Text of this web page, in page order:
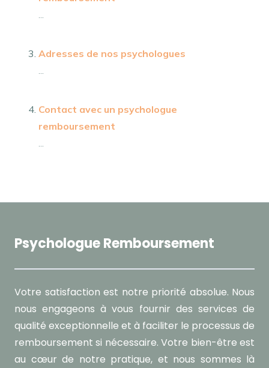
Adresses de nos psychologues
Contact avec un psychologue
remboursement
Psychologue Remboursement
Votre satisfaction est notre priorité absolue. Nous
nous engageons à vous fournir des services de
qualité exceptionnelle et à faciliter le processus de
remboursement si nécessaire. Votre bien-être est
au cœur de notre pratique, et nous sommes là